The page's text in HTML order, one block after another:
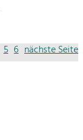
5 6 nächste Seite